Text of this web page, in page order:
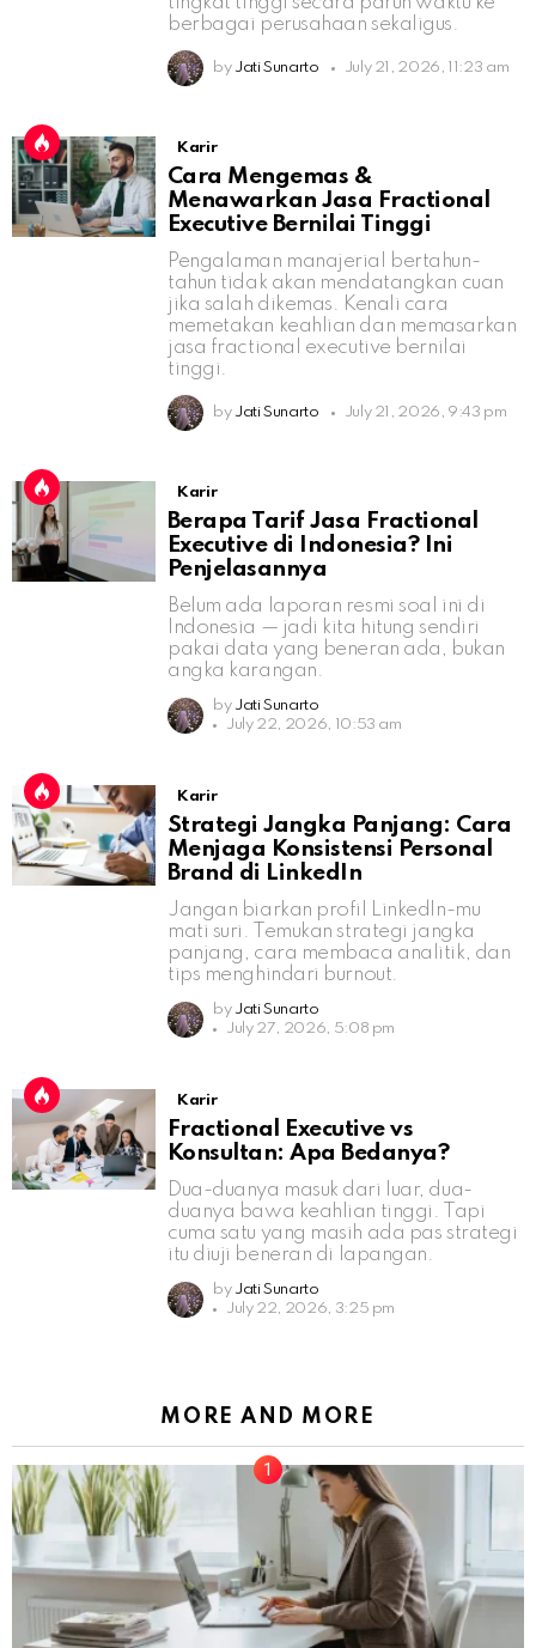
berbagai perusahaan sekaligus.
by Jati Sunarto July 21, 2026, 11:23 am
Karir
Cara Mengemas &
Menawarkan Jasa Fractional
Executive Bernilai Tinggi
Pengalaman manajerial bertahun-
tahun tidak akan mendatangkan cuan
jika salah dikemas. Kenali cara
memetakan keahlian dan memasarkan
jasa fractional executive bernilai
tinggi.
by Jati Sunarto July 21, 2026, 9:43 pm
Karir
Berapa Tarif Jasa Fractional
Executive di Indonesia? Ini
Penjelasannya
Belum ada laporan resmi soal ini di
Indonesia — jadi kita hitung sendiri
pakai data yang beneran ada, bukan
angka karangan.
by Jati Sunarto
July 22, 2026, 10:53 am
Karir
Strategi Jangka Panjang: Cara
Menjaga Konsistensi Personal
Brand di LinkedIn
Jangan biarkan profil LinkedIn-mu
mati suri. Temukan strategi jangka
panjang, cara membaca analitik, dan
tips menghindari burnout.
by Jati Sunarto
July 27, 2026, 5:08 pm
Karir
Fractional Executive vs
Konsultan: Apa Bedanya?
Dua-duanya masuk dari luar, dua-
duanya bawa keahlian tinggi. Tapi
cuma satu yang masih ada pas strategi
itu diuji beneran di lapangan.
by Jati Sunarto
July 22, 2026, 3:25 pm
MORE AND MORE